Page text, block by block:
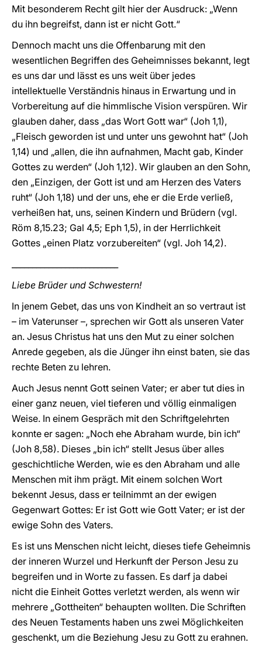
Mit besonderem Recht gilt hier der Ausdruck: „Wenn
du ihn begreifst, dann ist er nicht Gott.“
Dennoch macht uns die Offenbarung mit den
wesentlichen Begriffen des Geheimnisses bekannt, legt
es uns dar und lässt es uns weit über jedes
intellektuelle Verständnis hinaus in Erwartung und in
Vorbereitung auf die himmlische Vision verspüren. Wir
glauben daher, dass „das Wort Gott war“ (Joh 1,1),
„Fleisch geworden ist und unter uns gewohnt hat“ (Joh
1,14) und „allen, die ihn aufnahmen, Macht gab, Kinder
Gottes zu werden“ (Joh 1,12). Wir glauben an den Sohn,
den „Einzigen, der Gott ist und am Herzen des Vaters
ruht“ (Joh 1,18) und der uns, ehe er die Erde verließ,
verheißen hat, uns, seinen Kindern und Brüdern (vgl.
Röm 8,15.23; Gal 4,5; Eph 1,5), in der Herrlichkeit
Gottes „einen Platz vorzubereiten“ (vgl. Joh 14,2).
Liebe Brüder und Schwestern!
In jenem Gebet, das uns von Kindheit an so vertraut ist
– im Vaterunser –, sprechen wir Gott als unseren Vater
an. Jesus Christus hat uns den Mut zu einer solchen
Anrede gegeben, als die Jünger ihn einst baten, sie das
rechte Beten zu lehren.
Auch Jesus nennt Gott seinen Vater; er aber tut dies in
einer ganz neuen, viel tieferen und völlig einmaligen
Weise. In einem Gespräch mit den Schriftgelehrten
konnte er sagen: „Noch ehe Abraham wurde, bin ich“
(Joh 8,58). Dieses „bin ich“ stellt Jesus über alles
geschichtliche Werden, wie es den Abraham und alle
Menschen mit ihm prägt. Mit einem solchen Wort
bekennt Jesus, dass er teilnimmt an der ewigen
Gegenwart Gottes: Er ist Gott wie Gott Vater; er ist der
ewige Sohn des Vaters.
Es ist uns Menschen nicht leicht, dieses tiefe Geheimnis
der inneren Wurzel und Herkunft der Person Jesu zu
begreifen und in Worte zu fassen. Es darf ja dabei
nicht die Einheit Gottes verletzt werden, als wenn wir
mehrere „Gottheiten“ behaupten wollten. Die Schriften
des Neuen Testaments haben uns zwei Möglichkeiten
geschenkt, um die Beziehung Jesu zu Gott zu erahnen.